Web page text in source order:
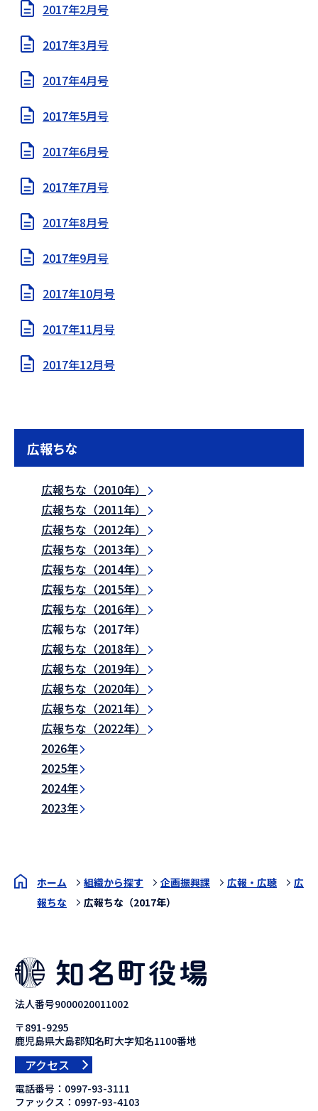
2017年2月号
2017年3月号
2017年4月号
2017年5月号
2017年6月号
2017年7月号
2017年8月号
2017年9月号
2017年10月号
2017年11月号
2017年12月号
広報ちな
広報ちな（2010年）
広報ちな（2011年）
広報ちな（2012年）
広報ちな（2013年）
広報ちな（2014年）
広報ちな（2015年）
広報ちな（2016年）
広報ちな（2017年）
広報ちな（2018年）
広報ちな（2019年）
広報ちな（2020年）
広報ちな（2021年）
広報ちな（2022年）
2026年
2025年
2024年
2023年
ホーム 組織から探す 企画振興課 広報・広聴
広
報ちな
広報ちな（2017年）
法人番号9000020011002
〒891-9295
鹿児島県大島郡知名町大字知名1100番地
アクセス
電話番号： 0997-93-3111
ファックス： 0997-93-4103